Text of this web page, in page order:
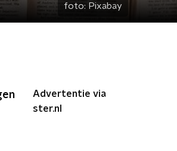
foto: Pixabay
Advertentie via
ster.nl